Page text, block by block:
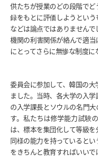
供たちが授業のどの段階で
録をもとに評価しようとい
などは論点ではありません
機関の利害関係が絡んで適
にとってさらに無惨な制度に
委員会に参加して、韓国の
ました。当時、各大学の入
の入学課長とソウルの名門
す。私たちは修学能力試験
は、標本を集団化して等級
同様の能力を持っていると
をきちんと教育すればいい